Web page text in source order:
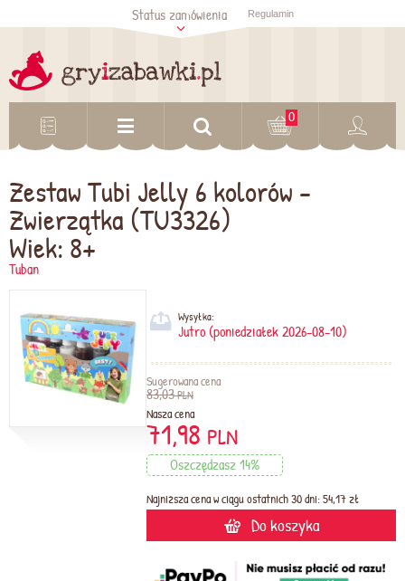
Sprawdź status
zamówienia
Status zamówienia Regulamin
0
Zestaw Tubi Jelly 6 kolorów -
Zwierzątka (TU3326)
Wiek: 8+
Tuban
Wysyłka:
Jutro (poniedziałek 2026-08-10)
Sugerowana cena
83,03PLN
Nasza cena
71,98 PLN
Oszczędzasz 14%
Najniższa cena w ciągu ostatnich 30 dni: 54,17 zł
Do koszyka